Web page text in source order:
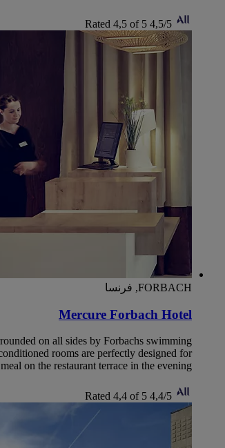
4,5/5
Rated 4,5 of 5
FORBACH, فرنسا
Mercure Forbach Hotel
on all sides by Forbachs swimming
rooms are perfectly designed for
on the restaurant terrace in the evening.
4,4/5
Rated 4,4 of 5